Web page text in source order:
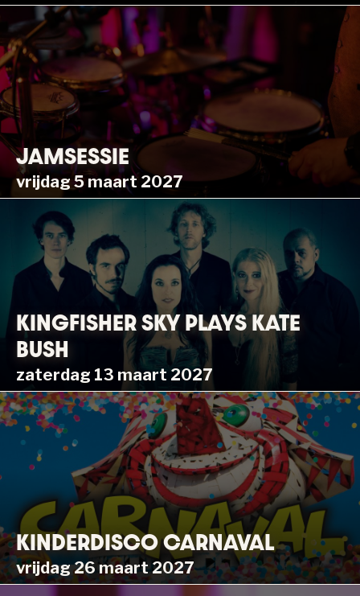
JAMSESSIE
vrijdag 5 maart 2027
KINGFISHER SKY PLAYS KATE
BUSH
zaterdag 13 maart 2027
KINDERDISCO CARNAVAL
vrijdag 26 maart 2027